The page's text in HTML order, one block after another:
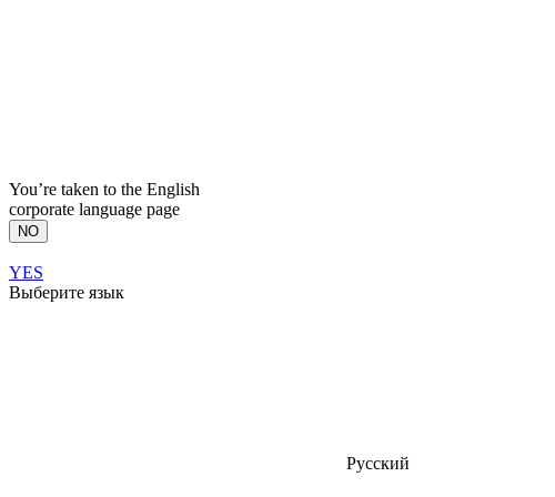
You’re taken to the English
corporate language page
NO
YES
Выберите язык
Русский